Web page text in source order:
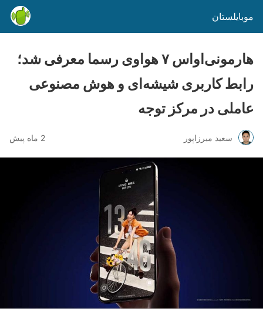
موبایلستان
هارمونی‌اواس ۷ هواوی رسما معرفی شد؛
رابط کاربری شیشه‌ای و هوش مصنوعی
عاملی در مرکز توجه
سعید میرزاپور 2 ماه پیش